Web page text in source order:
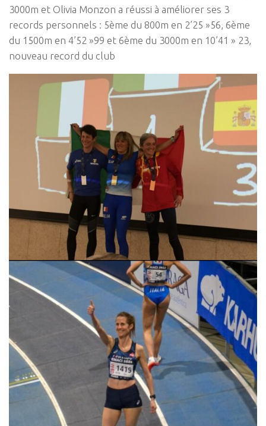
3000m et Olivia Monzon a réussi à améliorer ses 3
records personnels : 5ème du 800m en 2’25 »56, 6ème
du 1500m en 4’52 »99 et 6ème du 3000m en 10’41 » 23,
nouveau record du club